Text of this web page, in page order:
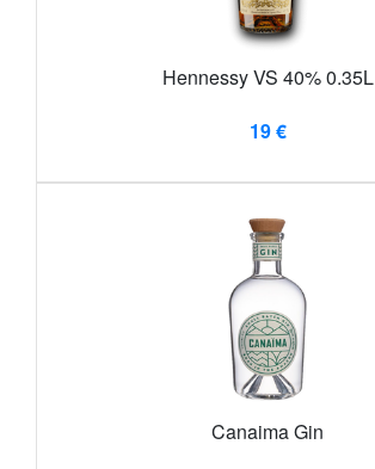
Hennessy VS 40% 0.35L
19 €
Canaima Gin